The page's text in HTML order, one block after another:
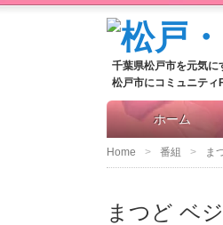
千葉県松戸市を元気に
松戸市にコミュニティ
ホーム
Home 番組 ま
まつど ベ